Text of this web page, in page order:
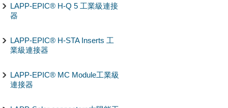
LAPP-EPIC® H-Q 5 工業級連接
器
LAPP-EPIC® H-STA Inserts 工
業級連接器
LAPP-EPIC® MC Module工業級
連接器